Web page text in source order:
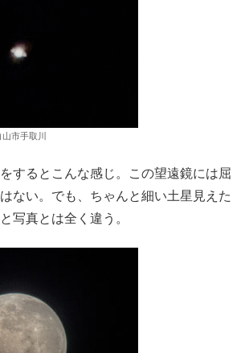
市手取川
するとこんな感じ。この望遠鏡には屈
ない。でも、ちゃんと細い土星見えた
写真とは全く違う。